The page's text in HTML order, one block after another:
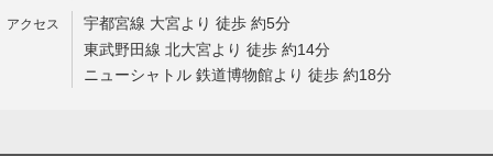
宇都宮線 大宮より 徒歩 約5分
東武野田線 北大宮より 徒歩 約14分
ニューシャトル 鉄道博物館より 徒歩 約18分